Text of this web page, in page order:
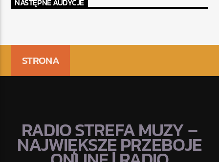
NASTĘPNE AUDYCJE
STRONA
RADIO STREFA MUZY –
NAJWIĘKSZE PRZEBOJE